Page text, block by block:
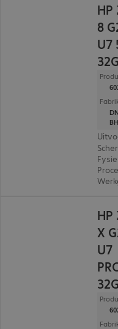
HP
8
U7
BH
HP
X
U7